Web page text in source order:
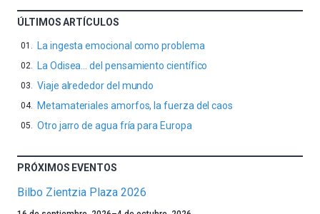
ÚLTIMOS ARTÍCULOS
La ingesta emocional como problema
La Odisea… del pensamiento científico
Viaje alrededor del mundo
Metamateriales amorfos, la fuerza del caos
Otro jarro de agua fría para Europa
PRÓXIMOS EVENTOS
Bilbo Zientzia Plaza 2026